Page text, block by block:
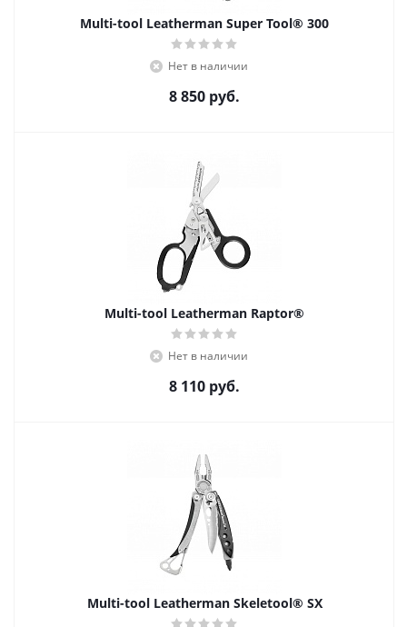
Multi-tool Leatherman Super Tool® 300
Нет в наличии
8 850 руб.
Multi-tool Leatherman Raptor®
Нет в наличии
8 110 руб.
Multi-tool Leatherman Skeletool® SX